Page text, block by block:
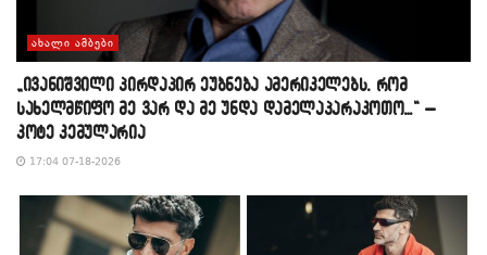
ᲐᲮᲐᲚᲘ ᲐᲛᲑᲔᲑᲘ
„ივანიშვილი პირდაპირ ეუბნება ამერიკელებს, რომ
სახელმწიფო მე ვარ და მე უნდა დამელაპარაკოთო…“ –
კოტე კემულარია
17:04 07-18-2026